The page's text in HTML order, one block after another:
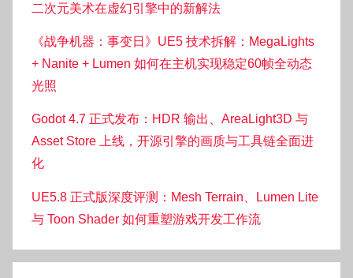
二次元美术在虚幻引擎中的新解法
《战争机器：事变日》UE5 技术拆解：MegaLights
+ Nanite + Lumen 如何在主机实现稳定60帧全动态
光照
Godot 4.7 正式发布：HDR 输出、AreaLight3D 与
Asset Store 上线，开源引擎的画质与工具链全面进
化
UE5.8 正式版深度评测：Mesh Terrain、Lumen Lite
与 Toon Shader 如何重塑游戏开发工作流